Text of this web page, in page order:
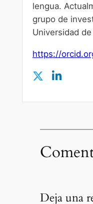
lengua.
grupo de
Universidad
https://
Deja una